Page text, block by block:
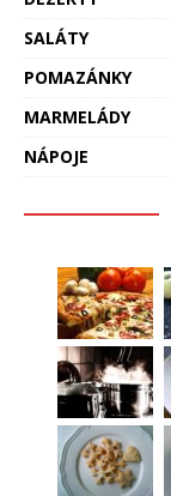
SALÁTY
POMAZÁNKY
MARMELÁDY
NÁPOJE